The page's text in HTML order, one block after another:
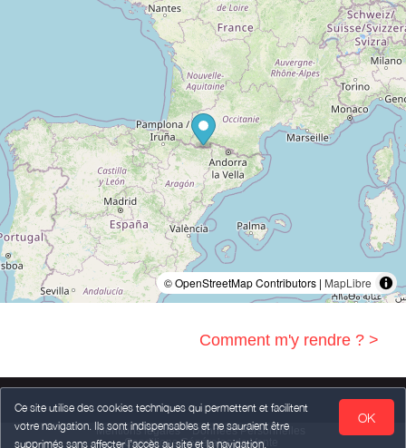
Ce site utilise des cookies techniques qui permettent et facilitent
votre navigation. Ils sont indispensables et ne sauraient être
supprimés sans affecter l’accès au site et la navigation.
OK
© OpenStreetMap Contributors | MapLibre
Comment m'y rendre ? >
Mentions légales
Données Personnelles
Conditions Générales de Vente